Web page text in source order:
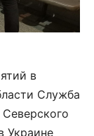
в
Служба
Украине